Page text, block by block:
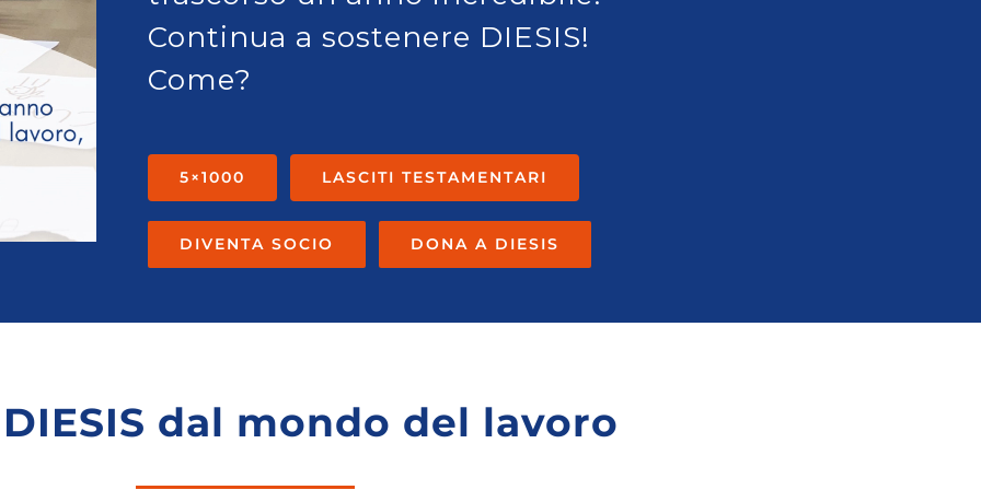
Continua a sostenere DIESIS!
Come?
5×1000 LASCITI TESTAMENTARI
DIVENTA SOCIO DONA A DIESIS
dal mondo del lavoro